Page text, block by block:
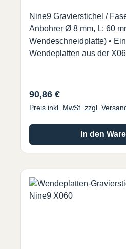
Nine9 Gravierstichel /
Anbohrer Ø 8 mm, L: 60
Wendeschneidplatte) •
Wendeplatten aus der
Regulärer Preis:
90,86 €
Preis inkl. MwSt. zzgl.
In den